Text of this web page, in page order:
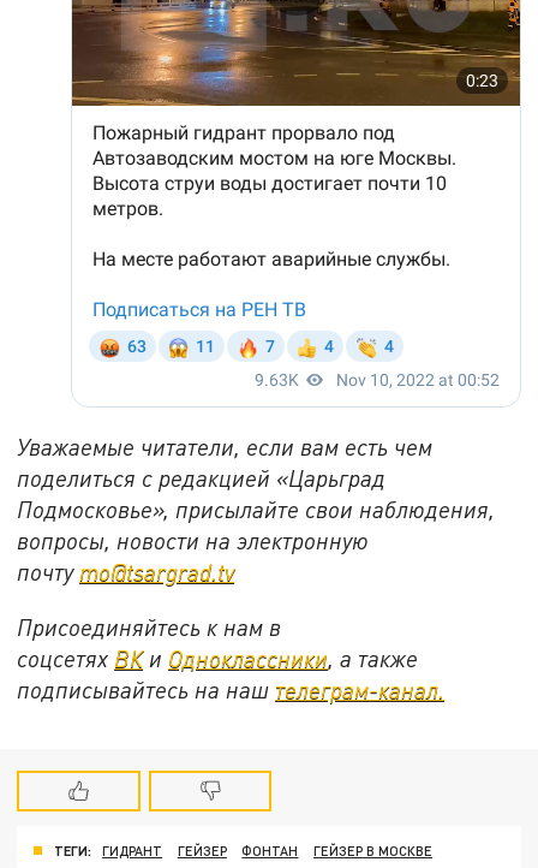
Уважаемые читатели, если вам есть чем
поделиться с редакцией «Царьград
Подмосковье», присылайте свои наблюдения,
вопросы, новости на электронную
почту mo@tsargrad.tv
Присоединяйтесь к нам в
соцсетях ВКи Одноклассники , а также
подписывайтесь на наш телеграм-канал.
ТЕГИ: ГИДРАНТ ГЕЙЗЕР ФОНТАН
ГЕЙЗЕР В МОСКВЕ